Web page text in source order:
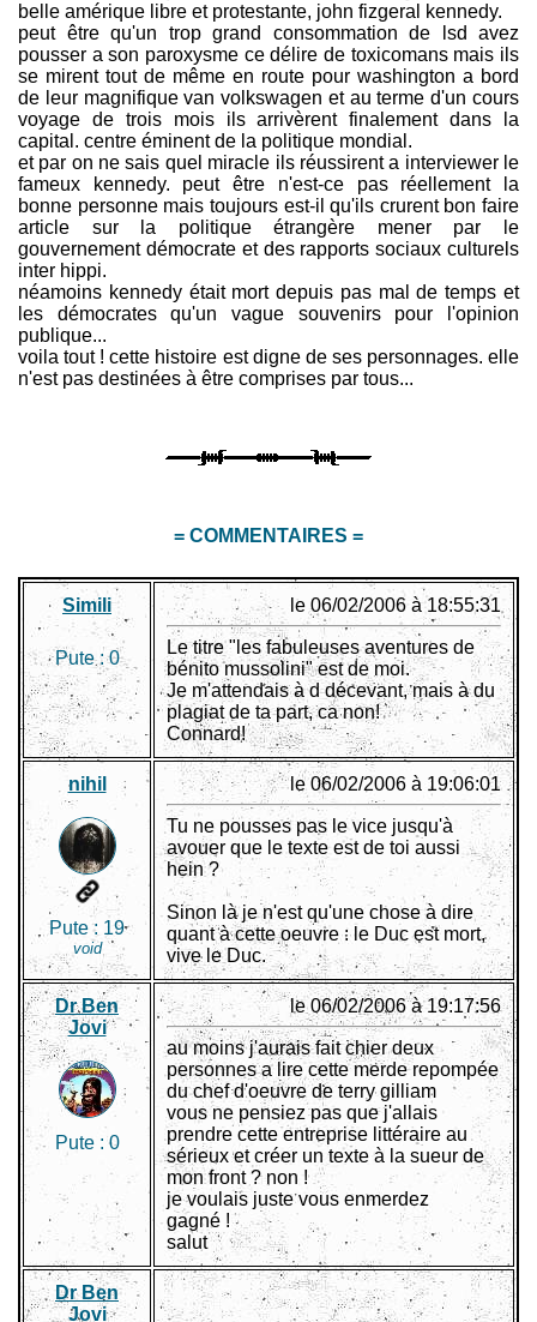
belle amérique libre et protestante, john fizgeral kennedy.
peut être qu'un trop grand consommation de lsd avez
pousser a son paroxysme ce délire de toxicomans mais ils
se mirent tout de même en route pour washington a bord
de leur magnifique van volkswagen et au terme d'un cours
voyage de trois mois ils arrivèrent finalement dans la
capital. centre éminent de la politique mondial.
et par on ne sais quel miracle ils réussirent a interviewer le
fameux kennedy. peut être n'est-ce pas réellement la
bonne personne mais toujours est-il qu'ils crurent bon faire
article sur la politique étrangère mener par le
gouvernement démocrate et des rapports sociaux culturels
inter hippi.
néamoins kennedy était mort depuis pas mal de temps et
les démocrates qu'un vague souvenirs pour l'opinion
publique...
voila tout ! cette histoire est digne de ses personnages. elle
n'est pas destinées à être comprises par tous...
= COMMENTAIRES =
Simili
Pute :0
le 06/02/2006 à 18:55:31
Le titre "les fabuleuses aventures de
bénito mussolini" est de moi.
Je m'attendais à d décevant, mais à du
plagiat de ta part, ca non!
Connard!
nihil
Pute : 19
void
le 06/02/2006 à 19:06:01
Tu ne pousses pas le vice jusqu'à
avouer que le texte est de toi aussi
hein ?
Sinon là je n'est qu'une chose à dire
quant à cette oeuvre : le Duc est mort,
vive le Duc.
Dr Ben
Jovi
Pute : 0
le 06/02/2006 à 19:17:56
au moins j'aurais fait chier deux
personnes a lire cette merde repompée
du chef d'oeuvre de terry gilliam
vous ne pensiez pas que j'allais
prendre cette entreprise littéraire au
sérieux et créer un texte à la sueur de
mon front ? non !
je voulais juste vous enmerdez
gagné !
salut
Dr Ben
Jovi